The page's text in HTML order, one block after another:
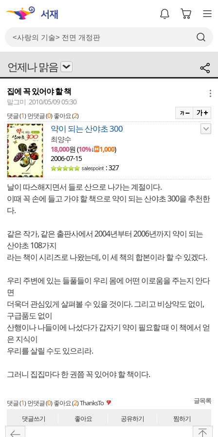
언제나 맑음
집에 꼭 있어야 할 책
말그미 2010/05/09 05:30
댓글 (1) 먼댓글 (0) 좋아요 (2)
약이 되는 산야초 300
최양수
18,000원 (10%↓ 1,000)
2006-07-15
: 327
날이 따스해지면서 들로 산으로 나가는 계절이다.
이때 꼭 손에 들고 가야 할 책으로 약이 되는 산야초 300을 추천한
다.
같은 작가, 같은 출판사에서 2004년부터 2006년까지 약이 되는
산야초 108가지
라는 책이 시리즈로 나왔는데, 이 세 책의 합본이라 할 수 있겠다.
우리 주변에 있는 들풀들이 우리 몸에 어떤 이로움을 주는지 안다
면
더욱더 관심있게 살펴볼 수 있을 것이다. 그리고 비상약도 없이,
구급품도 없이
산행이나 나들이에 나섰다가 갑자기 약이 필요할 때 이 책에서 얻
은 지식이
우리를 살릴 수도 있으리라.
그러니 집집마다 한 권쯤 꼭 있어야 할 책이다.
댓글 (1) 먼댓글 (0) 좋아요 (2)ThanksTo 글목록
댓글쓰기 좋아요 공유하기 찜하기